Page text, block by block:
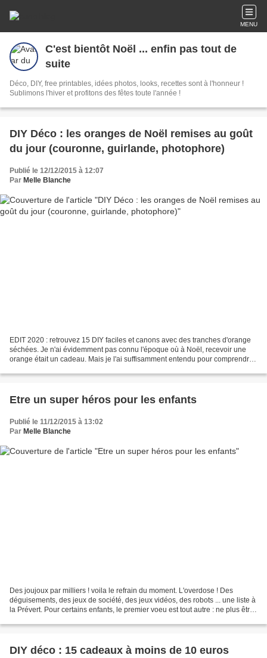
MENU
C'est bientôt Noël ... enfin pas tout de
suite
Déco, DIY, free printables, idées photos, looks, recettes sont à l'honneur !
Sublimons l'hiver et profitons des fêtes toute l'année !
DIY Déco : les oranges de Noël remises au goût
du jour (couronne, guirlande, photophore)
Publié le 12/12/2015 à 12:07
Par Melle Blanche
EDIT 2020 : retrouvez 15 DIY faciles et canons avec des tranches d'orange
séchées. Je n'ai évidemment pas connu l'époque où à Noël, recevoir une
orange était un cadeau. Mais je l'ai suffisamment entendu pour comprendre
Etre un super héros pour les enfants
Publié le 11/12/2015 à 13:02
Par Melle Blanche
Des joujoux par milliers ! voila le refrain du moment. L'overdose ! Des
déguisements, des jeux de société, des jeux vidéos, des robots ... une liste à
la Prévert. Pour certains enfants, le premier voeu est tout autre : ne plus être
DIY déco : 15 cadeaux à moins de 10 euros